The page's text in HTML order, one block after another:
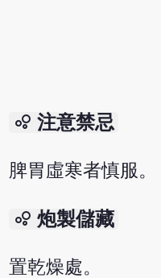
bubble_chart 注意禁忌
脾胃虛寒者慎服。
bubble_chart 炮製儲藏
置乾燥處。